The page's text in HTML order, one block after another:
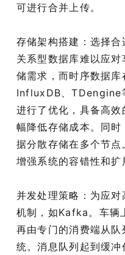
可进行合并上传。
存储架构搭建：选择
关系型数据库难以应
储需求，而时序数据
InfluxDB、TDengine
进行了优化，具备高
幅降低存储成本。同
据分散存储在多个节
增强系统的容错性和扩
并发处理策略：为应
机制，如Kafka。车辆
再由专门的消费端从
统。消息队列起到缓